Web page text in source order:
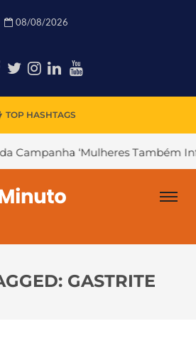
08/08/2026
TOP HASHTAGS
‘Mulheres Também
GASTRITE